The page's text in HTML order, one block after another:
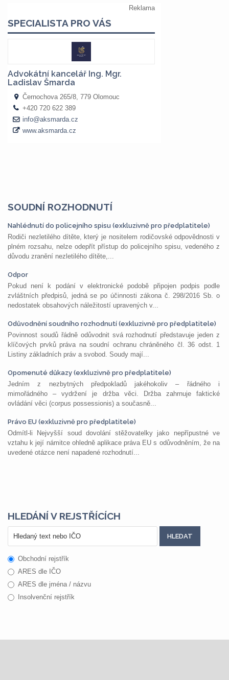
SOUDNÍ ROZHODNUTÍ
Nahlédnutí do policejního spisu (exkluzivně pro předplatitele)
Rodiči nezletilého dítěte, který je nositelem rodičovské odpovědnosti v
plném rozsahu, nelze odepřít přístup do policejního spisu, vedeného z
důvodu zranění nezletilého dítěte,...
Odpor
Pokud není k podání v elektronické podobě připojen podpis podle
zvláštních předpisů, jedná se po účinnosti zákona č. 298/2016 Sb. o
nedostatek obsahových náležitostí upravených v...
Odůvodnění soudního rozhodnutí (exkluzivně pro předplatitele)
Povinnost soudů řádně odůvodnit svá rozhodnutí představuje jeden z
klíčových prvků práva na soudní ochranu chráněného čl. 36 odst. 1
Listiny základních práv a svobod. Soudy mají...
Opomenuté důkazy (exkluzivně pro předplatitele)
Jedním z nezbytných předpokladů jakéhokoliv – řádného i
mimořádného – vydržení je držba věci. Držba zahrnuje faktické
ovládání věci (corpus possessionis) a současně...
Právo EU (exkluzivně pro předplatitele)
Odmítl-li Nejvyšší soud dovolání stěžovatelky jako nepřípustné ve
vztahu k její námitce ohledně aplikace práva EU s odůvodněním, že na
uvedené otázce není napadené rozhodnutí...
HLEDÁNÍ V REJSTŘÍCÍCH
Obchodní rejstřík
ARES dle IČO
ARES dle jména / názvu
Insolvenční rejstřík